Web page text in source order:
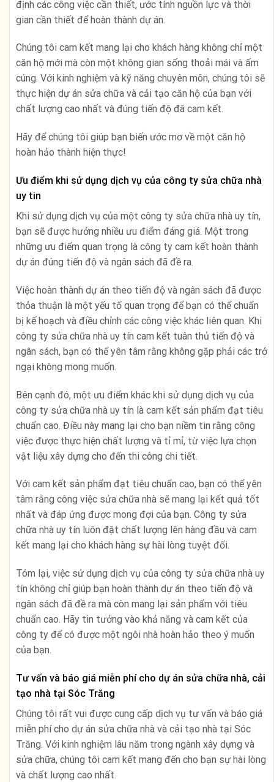
định các công việc cần thiết, ước tính nguồn lực và thời
gian cần thiết để hoàn thành dự án.
Chúng tôi cam kết mang lại cho khách hàng không chỉ một
căn hộ mới mà còn một không gian sống thoải mái và ấm
cúng. Với kinh nghiệm và kỹ năng chuyên môn, chúng tôi sẽ
thực hiện dự án sửa chữa và cải tạo căn hộ của bạn với
chất lượng cao nhất và đúng tiến độ đã cam kết.
Hãy để chúng tôi giúp bạn biến ước mơ về một căn hộ
hoàn hảo thành hiện thực!
Ưu điểm khi sử dụng dịch vụ của công ty sửa chữa nhà
uy tin
Khi sử dụng dịch vụ của một công ty sửa chữa nhà uy tín,
bạn sẽ được hưởng nhiều ưu điểm đáng giá. Một trong
những ưu điểm quan trọng là công ty cam kết hoàn thành
dự án đúng tiến độ và ngân sách đã đề ra.
Việc hoàn thành dự án theo tiến độ và ngân sách đã được
thỏa thuận là một yếu tố quan trọng để bạn có thể chuẩn
bị kế hoạch và điều chỉnh các công việc khác liên quan. Khi
công ty sửa chữa nhà uy tín cam kết tuân thủ tiến độ và
ngân sách, bạn có thể yên tâm rằng không gặp phải các trở
ngại không mong muốn.
Bên cạnh đó, một ưu điểm khác khi sử dụng dịch vụ của
công ty sửa chữa nhà uy tín là cam kết sản phẩm đạt tiêu
chuẩn cao. Điều này mang lại cho bạn niềm tin rằng công
việc được thực hiện chất lượng và tỉ mỉ, từ việc lựa chọn
vật liệu xây dựng cho đến thi công chi tiết.
Với cam kết sản phẩm đạt tiêu chuẩn cao, bạn có thể yên
tâm rằng công việc sửa chữa nhà sẽ mang lại kết quả tốt
nhất và đáp ứng được mong đợi của bạn. Công ty sửa
chữa nhà uy tín luôn đặt chất lượng lên hàng đầu và cam
kết mang lại cho khách hàng sự hài lòng tuyệt đối.
Tóm lại, việc sử dụng dịch vụ của công ty sửa chữa nhà uy
tín không chỉ giúp bạn hoàn thành dự án theo tiến độ và
ngân sách đã đề ra mà còn mang lại sản phẩm với tiêu
chuẩn cao. Hãy tin tưởng vào khả năng và cam kết của
công ty để có được một ngôi nhà hoàn hảo theo ý muốn
của bạn.
Tư vấn và báo giá miễn phí cho dự án sửa chữa nhà, cải
tạo nhà tại Sóc Trăng
Chúng tôi rất vui được cung cấp dịch vụ tư vấn và báo giá
miễn phí cho dự án sửa chữa nhà và cải tạo nhà tại Sóc
Trăng. Với kinh nghiệm lâu năm trong ngành xây dựng và
sửa chữa, chúng tôi cam kết mang đến cho bạn sự hài lòng
và chất lượng cao nhất.